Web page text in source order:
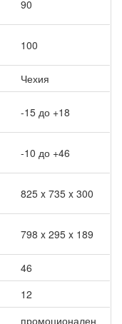
енергоспестяване -
на работа.
90
100
Чехия
-15 до +18
-10 до +46
825 x 735 x 300
798 x 295 x 189
46
12
промоционален